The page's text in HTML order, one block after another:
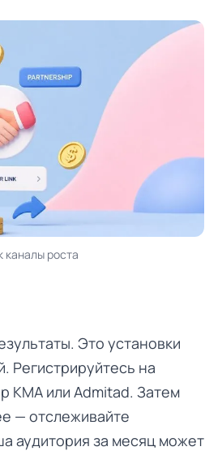
каналы роста
Это установки
Регистрируйтесь на
KMA или Admitad. Затем
— отслеживайте
аудитория за месяц может